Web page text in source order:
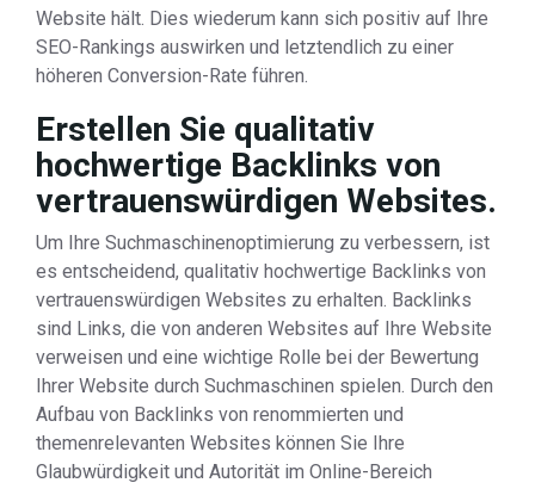
Website hält. Dies wiederum kann sich positiv auf Ihre
SEO-Rankings auswirken und letztendlich zu einer
höheren Conversion-Rate führen.
Erstellen Sie qualitativ
hochwertige Backlinks von
vertrauenswürdigen Websites.
Um Ihre Suchmaschinenoptimierung zu verbessern, ist
es entscheidend, qualitativ hochwertige Backlinks von
vertrauenswürdigen Websites zu erhalten. Backlinks
sind Links, die von anderen Websites auf Ihre Website
verweisen und eine wichtige Rolle bei der Bewertung
Ihrer Website durch Suchmaschinen spielen. Durch den
Aufbau von Backlinks von renommierten und
themenrelevanten Websites können Sie Ihre
Glaubwürdigkeit und Autorität im Online-Bereich